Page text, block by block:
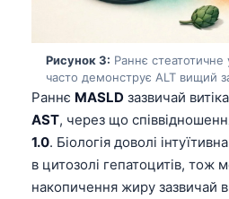
Рисунок 3: Раннє
часто демонструє ALT вищий
Раннє MASLD зазвичай
AST, через що
1.0. Біологія доволі
в цитозолі гепатоцитів, тож
накопичення жиру зазвичай